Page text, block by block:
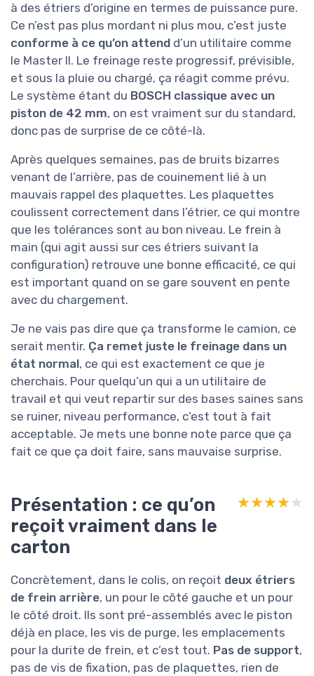
à des étriers d’origine en termes de puissance pure.
Ce n’est pas plus mordant ni plus mou, c’est juste
conforme à ce qu’on attend d’un utilitaire comme
le Master II. Le freinage reste progressif, prévisible,
et sous la pluie ou chargé, ça réagit comme prévu.
Le système étant du BOSCH classique avec un
piston de 42 mm, on est vraiment sur du standard,
donc pas de surprise de ce côté-là.
Après quelques semaines, pas de bruits bizarres
venant de l’arrière, pas de couinement lié à un
mauvais rappel des plaquettes. Les plaquettes
coulissent correctement dans l’étrier, ce qui montre
que les tolérances sont au bon niveau. Le frein à
main (qui agit aussi sur ces étriers suivant la
configuration) retrouve une bonne efficacité, ce qui
est important quand on se gare souvent en pente
avec du chargement.
Je ne vais pas dire que ça transforme le camion, ce
serait mentir. Ça remet juste le freinage dans un
état normal, ce qui est exactement ce que je
cherchais. Pour quelqu’un qui a un utilitaire de
travail et qui veut repartir sur des bases saines sans
se ruiner, niveau performance, c’est tout à fait
acceptable. Je mets une bonne note parce que ça
fait ce que ça doit faire, sans mauvaise surprise.
Présentation : ce qu’on
reçoit vraiment dans le
carton
★★★★★
★★★★★
Concrètement, dans le colis, on reçoit deux étriers
de frein arrière, un pour le côté gauche et un pour
le côté droit. Ils sont pré-assemblés avec le piston
déjà en place, les vis de purge, les emplacements
pour la durite de frein, et c’est tout. Pas de support,
pas de vis de fixation, pas de plaquettes, rien de